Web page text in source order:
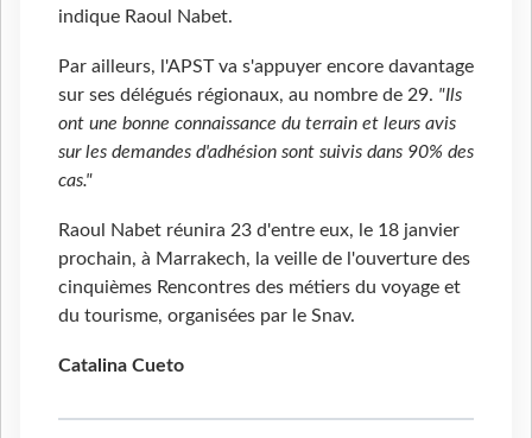
indique Raoul Nabet.
Par ailleurs, l'APST va s'appuyer encore davantage
sur ses délégués régionaux, au nombre de 29. "Ils
ont une bonne connaissance du terrain et leurs avis
sur les demandes d'adhésion sont suivis dans 90% des
cas."
Raoul Nabet réunira 23 d'entre eux, le 18 janvier
prochain, à Marrakech, la veille de l'ouverture des
cinquièmes Rencontres des métiers du voyage et
du tourisme, organisées par le Snav.
Catalina Cueto